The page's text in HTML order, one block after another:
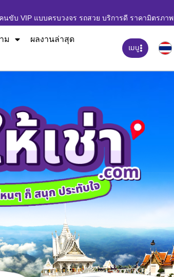
นขับ VIP แบบครบวงจร รถสวย บริการดี ราคามิตรภาพ
ม
ผลงานล่าสุด
เมนู